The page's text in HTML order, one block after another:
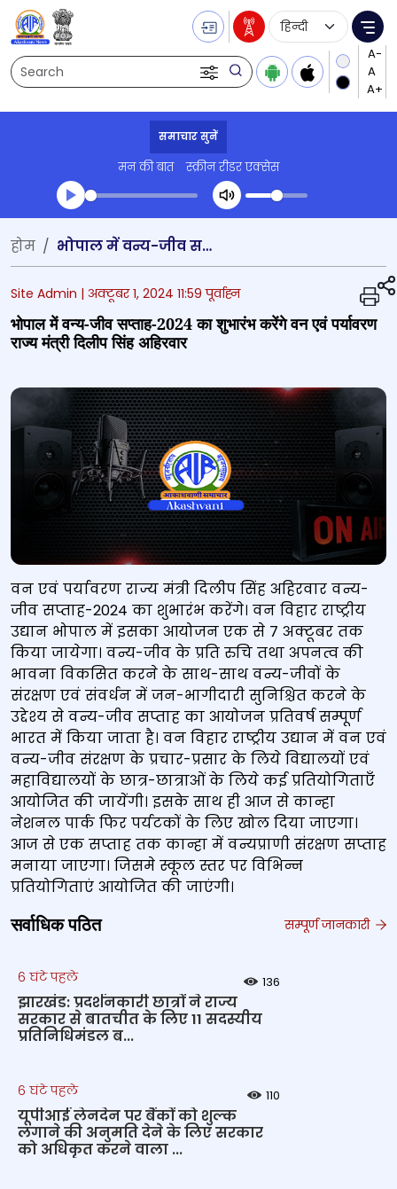
Search
Language
समाचार सुनें
मन की बात स्क्रीन रीडर एक्सेस
Transcript summary
प्ले ऑडियो
होम भोपाल में वन्य-जीव सप्ताह-2024 का शुभारंभ करेंगे वन एवं पर्यावरण राज्य मंत्री दिलीप सिंह अहिरवार
Site Admin | अक्टूबर 1, 2024 11:59 पूर्वाह्न
भोपाल में वन्य-जीव सप्ताह-2024 का शुभारंभ करेंगे वन एवं पर्यावरण
राज्य मंत्री दिलीप सिंह अहिरवार
वन एवं पर्यावरण राज्य मंत्री दिलीप सिंह अहिरवार वन्य-
जीव सप्ताह-2024 का शुभारंभ करेंगे। वन विहार राष्ट्रीय
उद्यान भोपाल में इसका आयोजन एक से 7 अक्टूबर तक
किया जायेगा। वन्य-जीव के प्रति रुचि तथा अपनत्व की
भावना विकसित करने के साथ-साथ वन्य-जीवों के
संरक्षण एवं संवर्धन में जन-भागीदारी सुनिश्चित करने के
उद्देश्य से वन्य-जीव सप्ताह का आयोजन प्रतिवर्ष सम्पूर्ण
भारत में किया जाता है। वन विहार राष्ट्रीय उद्यान में वन एवं
वन्य-जीव संरक्षण के प्रचार-प्रसार के लिये विद्यालयों एवं
महाविद्यालयों के छात्र-छात्राओं के लिये कई प्रतियोगिताएँ
आयोजित की जायेंगी। इसके साथ ही आज से कान्हा
नेशनल पार्क फिर पर्यटकों के लिए खोल दिया जाएगा।
आज से एक सप्ताह तक कान्हा में वन्यप्राणी संरक्षण सप्ताह
मनाया जाएगा। जिसमे स्कूल स्तर पर विभिन्न
प्रतियोगिताएं आयोजित की जाएंगी।
सर्वाधिक पठित सम्पूर्ण जानकारी
6 घंटे पहले 136
झारखंड: प्रदर्शनकारी छात्रों ने राज्य
सरकार से बातचीत के लिए 11 सदस्यीय
प्रतिनिधिमंडल ब...
6 घंटे पहले 110
यूपीआई लेनदेन पर बैंकों को शुल्क
लगाने की अनुमति देने के लिए सरकार
को अधिकृत करने वाला ...